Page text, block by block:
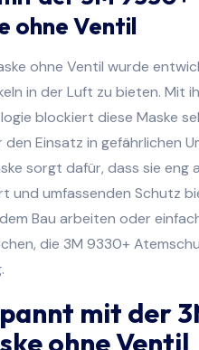
ohne Ventil
ohne Ventil wurde
in der Luft zu bieten. Mit
blockiert diese Maske
Einsatz in gefährlichen
sorgt dafür, dass sie eng
umfassenden Schutz
Bau arbeiten oder
die 3M 9330+
mit der
ohne Ventil